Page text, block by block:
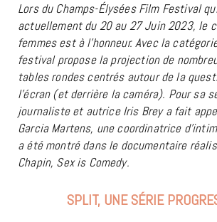
Lors du Champs-Élysées Film Festival
actuellement du 20 au 27 Juin 2023, le
femmes est à l’honneur. Avec la
festival propose la projection de
tables rondes centrés autour de la
l’écran (et derrière la caméra). Pour sa
journaliste et autrice Iris Brey a fait
Garcia Martens, une coordinatrice
a été montré dans le documentaire
Chapin, Sex is Comedy.
SPLIT, UNE SÉRIE